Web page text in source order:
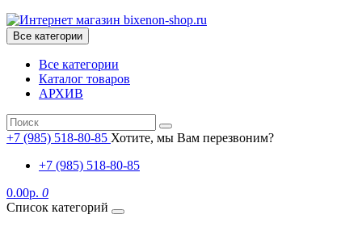
Все категории
Все категории
Каталог товаров
АРХИВ
+7 (985) 518-80-85 Хотите, мы Вам перезвоним?
+7 (985) 518-80-85
0.00р. 0
Список категорий